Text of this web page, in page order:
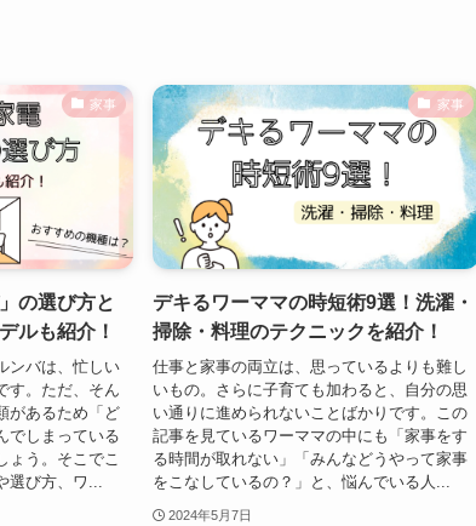
家事
の選び方と
ルも紹介！
ンバは、忙しい
す。ただ、そん
があるため「ど
でしまっている
ょう。そこでこ
び方、ワ...
家事
デキるワーママの時短術9選！洗濯・
掃除・料理のテクニックを紹介！
仕事と家事の両立は、思っているよりも難し
いもの。さらに子育ても加わると、自分の思
い通りに進められないことばかりです。この
記事を見ているワーママの中にも「家事をす
る時間が取れない」「みんなどうやって家事
をこなしているの？」と、悩んでいる人...
2024年5月7日